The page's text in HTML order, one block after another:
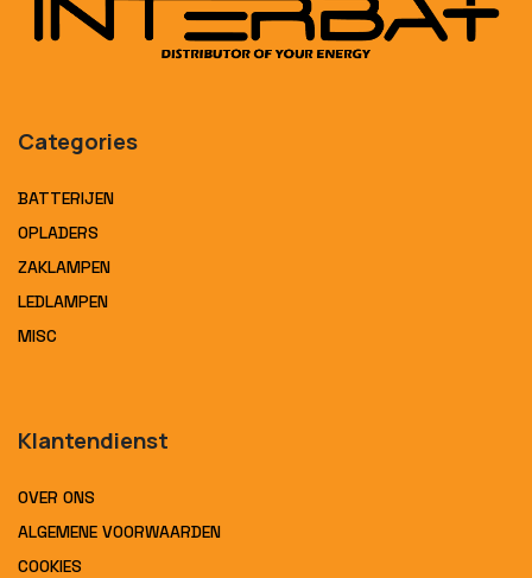
Categories
BATTERIJEN
OPLADERS
ZAKLAMPEN
LEDLAMPEN
MISC
Klantendienst
OVER ONS
ALGEMENE VOORWAARDEN
COOKIES